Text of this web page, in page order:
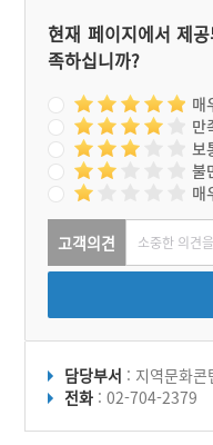
현재 페이지에서 제
족하십니까?
매
만
보
불
매
고객의견
담당부서 : 지역문화콘
전화 : 02-704-2379